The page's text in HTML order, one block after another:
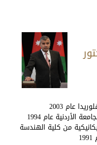
عام 2003
الأردنية عام 1994
من كلية الهندسة